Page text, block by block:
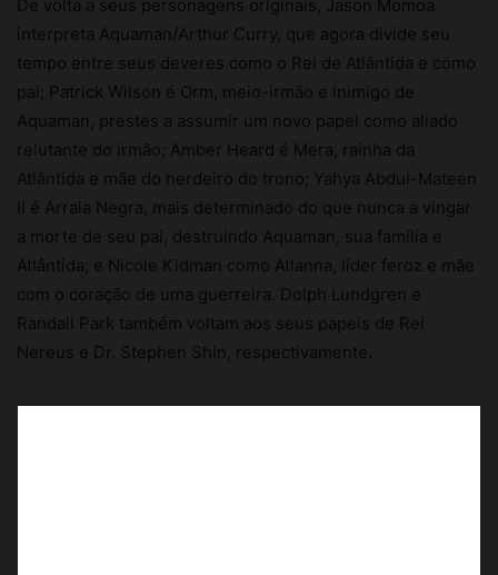
De volta a seus personagens originais, Jason Momoa
interpreta Aquaman/Arthur Curry, que agora divide seu
tempo entre seus deveres como o Rei de Atlântida e como
pai; Patrick Wilson é Orm, meio-irmão e inimigo de
Aquaman, prestes a assumir um novo papel como aliado
relutante do irmão; Amber Heard é Mera, rainha da
Atlântida e mãe do herdeiro do trono; Yahya Abdul-Mateen
II é Arraia Negra, mais determinado do que nunca a vingar
a morte de seu pai, destruindo Aquaman, sua família e
Atlântida; e Nicole Kidman como Atlanna, líder feroz e mãe
com o coração de uma guerreira. Dolph Lundgren e
Randall Park também voltam aos seus papeis de Rei
Nereus e Dr. Stephen Shin, respectivamente.